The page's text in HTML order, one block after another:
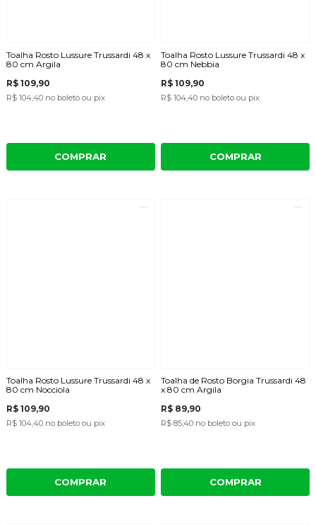
Toalha Rosto Lussure Trussardi 48 x
80 cm Argila
R$ 109,90
R$ 104,40 no boleto ou pix
COMPRAR
Toalha Rosto Lussure Trussardi 48 x
80 cm Nebbia
R$ 109,90
R$ 104,40 no boleto ou pix
COMPRAR
Toalha Rosto Lussure Trussardi 48 x
80 cm Nocciola
R$ 109,90
R$ 104,40 no boleto ou pix
COMPRAR
Toalha de Rosto Borgia Trussardi 48
x 80 cm Argila
R$ 89,90
R$ 85,40 no boleto ou pix
COMPRAR